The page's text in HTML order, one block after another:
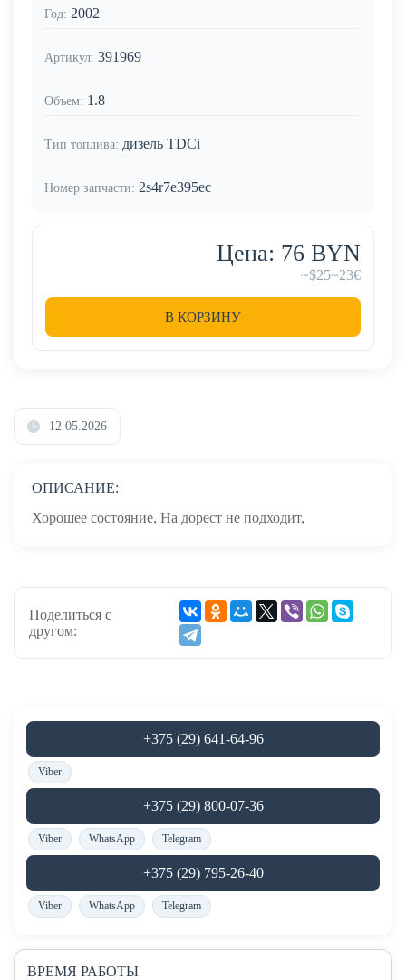
Год: 2002
Артикул: 391969
Объем: 1.8
Тип топлива: дизель TDCi
Номер запчасти: 2s4r7e395ec
Цена: 76 BYN
~$25~23€
В КОРЗИНУ
12.05.2026
ОПИСАНИЕ:
Хорошее состояние, На дорест не подходит,
Поделиться с
другом:
+375 (29) 641-64-96
Viber
+375 (29) 800-07-36
Viber WhatsApp Telegram
+375 (29) 795-26-40
Viber WhatsApp Telegram
ВРЕМЯ РАБОТЫ